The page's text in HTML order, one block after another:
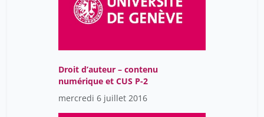
Droit d’auteur – contenu
numérique et CUS P-2
mercredi 6 juillet 2016